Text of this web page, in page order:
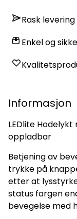
Rask levering
Enkel og
Informasjon
LEDlite
oppladbar
Betjening av
trykke på
etter at
status fargen
bevegelse med